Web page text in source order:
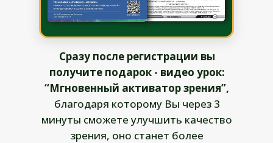
Сразу после регистрации вы
получите подарок - видео урок:
“Мгновенный активатор зрения”,
благодаря которому Вы через 3
минуты сможете улучшить качество
зрения, оно станет более